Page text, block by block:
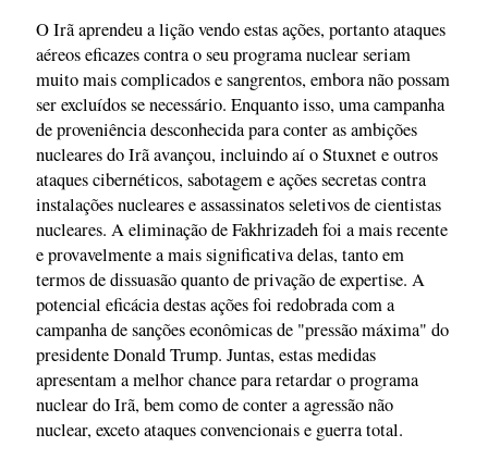
O Irã aprendeu a lição vendo estas ações, portanto ataques
aéreos eficazes contra o seu programa nuclear seriam
muito mais complicados e sangrentos, embora não possam
ser excluídos se necessário. Enquanto isso, uma campanha
de proveniência desconhecida para conter as ambições
nucleares do Irã avançou, incluindo aí o Stuxnet e outros
ataques cibernéticos, sabotagem e ações secretas contra
instalações nucleares e assassinatos seletivos de cientistas
nucleares. A eliminação de Fakhrizadeh foi a mais recente
e provavelmente a mais significativa delas, tanto em
termos de dissuasão quanto de privação de expertise. A
potencial eficácia destas ações foi redobrada com a
campanha de sanções econômicas de "pressão máxima" do
presidente Donald Trump. Juntas, estas medidas
apresentam a melhor chance para retardar o programa
nuclear do Irã, bem como de conter a agressão não
nuclear, exceto ataques convencionais e guerra total.